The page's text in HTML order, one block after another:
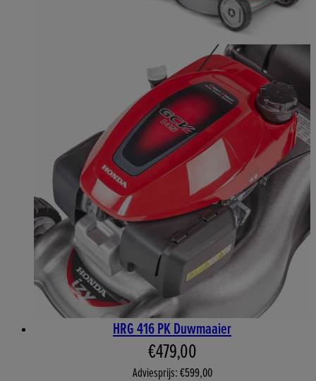
HRG 416 PK Duwmaaier
Huidige prijs: €479,00.
€479,00
Adviesprijs: €599,00